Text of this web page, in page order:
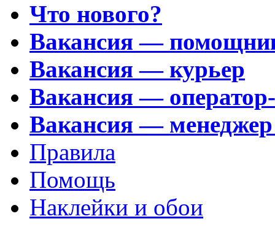
Что нового?
Вакансия —
Вакансия — курьер
Вакансия —
Вакансия —
Правила
Помощь
Наклейки и обои